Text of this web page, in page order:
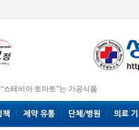
“스테비아 토마토”는 가공식품